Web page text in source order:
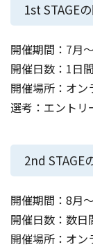
1st STAGE
開催期間：7月
開催日数：1日
開催場所：オン
選考：エントリ
2nd STAGE
開催期間：8月
開催日数：数日
開催場所：オン